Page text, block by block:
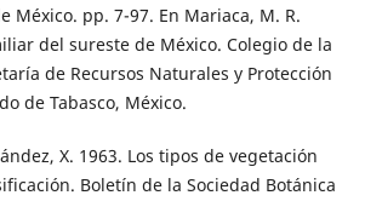
México. pp. 7-97. En Mariaca, M. R.
del sureste de México. Colegio de la
de Recursos Naturales y Protección
de Tabasco, México.
X. 1963. Los tipos de vegetación
Boletín de la Sociedad Botánica